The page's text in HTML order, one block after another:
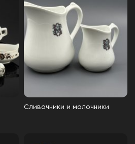
Сливочники и молочники